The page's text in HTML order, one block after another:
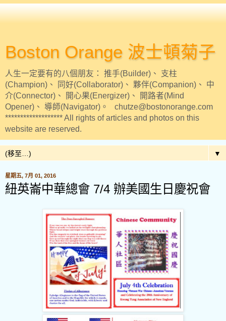
Boston Orange 波士頓菊子
人生一定要有的八個朋友： 推手(Builder)、 支柱
(Champion)、 同好(Collaborator)、 夥伴(Companion)、 中
介(Connector)、 開心果(Energizer)、 開路者(Mind
Opener)、 導師(Navigator)。 chutze@bostonorange.com
******************* All rights of articles and photos on this
website are reserved.
▼
星期五, 7月 01, 2016
紐英崙中華總會 7/4 辦美國生日慶祝會